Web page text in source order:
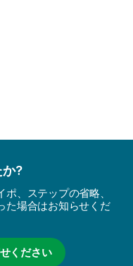
?
、ステップの省略、
た場合はお知らせくだ
ください